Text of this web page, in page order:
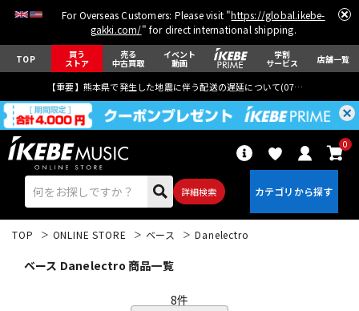
For Overseas Customers: Please visit "https://global.ikebe-
gakki.com/" for direct international shipping.
TOP 買う
ストア
売る
中古買取
イベント
動画
学割
サービス 店舗一覧
【重要】熊本県で発生した地震に伴う配送の遅延について(07月29日
詳細検索
0
TOP ONLINE STORE ベース Danelectro
ベース Danelectro 商品一覧
8件